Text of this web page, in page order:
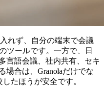
れず、自分の端末で会議
ツールです。一方で、日
言語会議、社内共有、セキ
場合は、Granolaだけでな
したほうが安全です。